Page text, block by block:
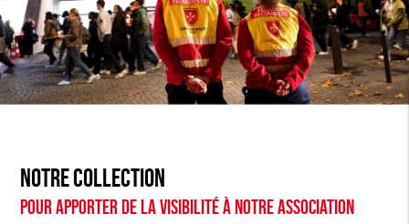
Notre collection
Pour apporter de la visibilité à notre association